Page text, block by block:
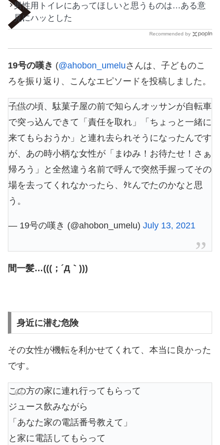
男性用トイレにあってほしいと思うものは…ある意
見にハッとした
Recommended by
19号の嘆き (@ahobon_umeluさんは、子どものこ
ろを振り返り、こんなエピソードを投稿しました。
子供の頃、駄菓子屋の前で知らんオッサンが自転車
で突っ込んできて「責任を取れ」「ちょっと一緒に
来てもらおうか」と連れ去られそうになったんです
が、あの時小柄な女性が「まゆみ！お待たせ！さぁ
帰ろう」と全然違う名前で呼んで突然手握ってその
場を去ってくれなかったら、ﾀﾋんでたのかなと思
う。
— 19号の嘆き (@ahobon_umelu) July 13, 2021
間一髪…(((；´Д｀)))
身近に潜む危険
その女性が機転を利かせてくれて、本当に良かった
です。
この方の家に連れ行ってもらって
ジュース飲みながら
「あなた家の電話番号教えて」
と家に電話してもらって